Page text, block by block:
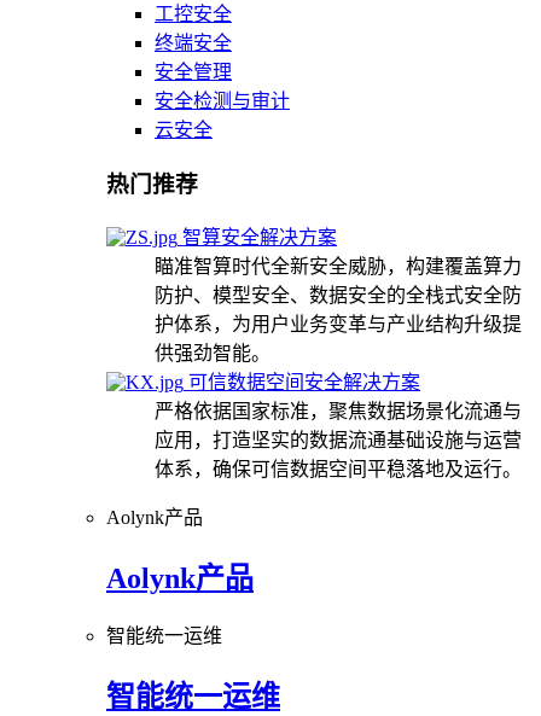
工控安全
终端安全
安全管理
安全检测与审计
云安全
热门推荐
智算安全解决方案
瞄准智算时代全新安全威胁，构建覆盖算力
防护、模型安全、数据安全的全栈式安全防
护体系，为用户业务变革与产业结构升级提
供强劲智能。
可信数据空间安全解决方案
严格依据国家标准，聚焦数据场景化流通与
应用，打造坚实的数据流通基础设施与运营
体系，确保可信数据空间平稳落地及运行。
Aolynk产品
Aolynk产品
智能统一运维
智能统一运维